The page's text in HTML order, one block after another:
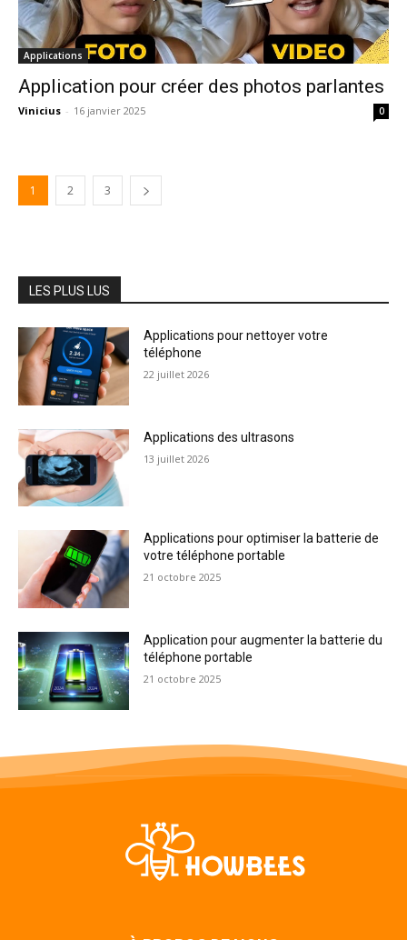
Applications
Application pour créer des photos parlantes
Vinicius - 16 janvier 2025 0
1 2 3
LES PLUS LUS
Applications pour nettoyer votre
téléphone
22 juillet 2026
Applications des ultrasons
13 juillet 2026
Applications pour optimiser la batterie de
votre téléphone portable
21 octobre 2025
Application pour augmenter la batterie du
téléphone portable
21 octobre 2025